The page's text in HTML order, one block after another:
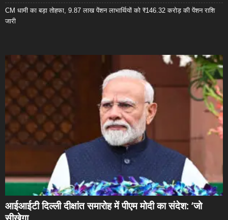
CM धामी का बड़ा तोहफा, 9.87 लाख पेंशन लाभार्थियों को ₹146.32 करोड़ की पेंशन राशि
जारी
आईआईटी दिल्ली दीक्षांत समारोह में पीएम मोदी का संदेश: ‘जो